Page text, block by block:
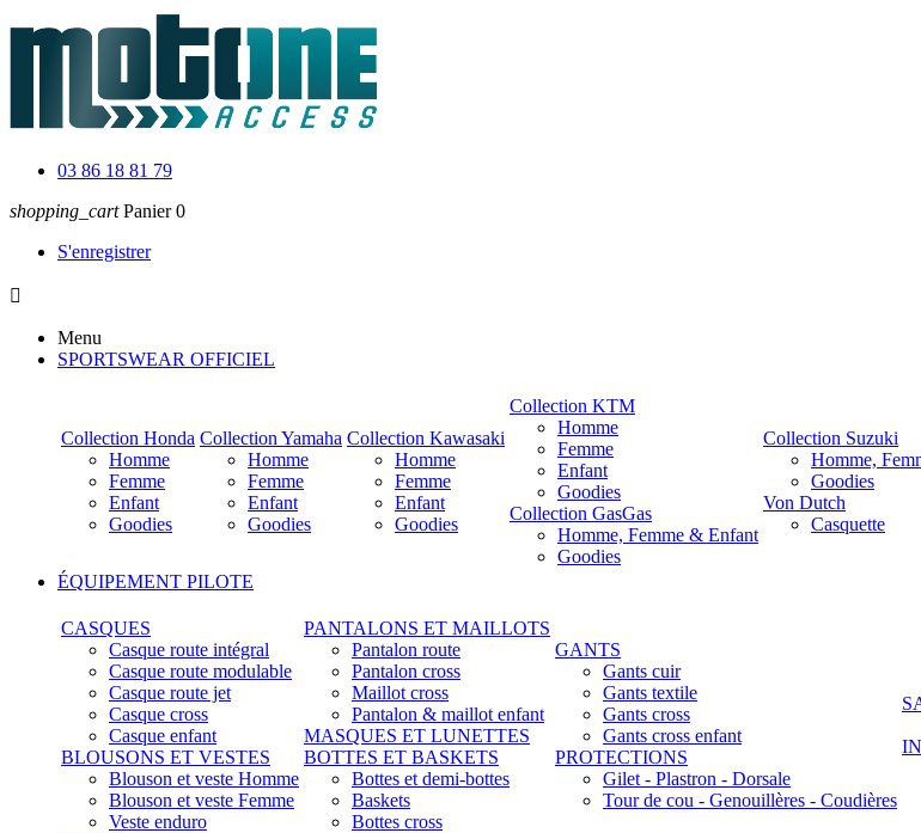
03 86 18 81 79
shopping_cart Panier 0
S'enregistrer

Menu
SPORTSWEAR OFFICIEL
Collection Honda
Homme
Femme
Enfant
Goodies
Collection Yamaha
Homme
Femme
Enfant
Goodies
Collection Kawasaki
Homme
Femme
Enfant
Goodies
Collection KTM
Homme
Femme
Enfant
Goodies
Collection GasGas
Homme, Femme & Enfant
Goodies
Collection Suzuki
Homme,
Goodies
Von Dutch
Casquette
ÉQUIPEMENT PILOTE
CASQUES
Casque route intégral
Casque route modulable
Casque route jet
Casque cross
Casque enfant
BLOUSONS ET VESTES
Blouson et veste Homme
Blouson et veste Femme
Veste enduro
PANTALONS ET MAILLOTS
Pantalon route
Pantalon cross
Maillot cross
Pantalon & maillot enfant
MASQUES ET LUNETTES
BOTTES ET BASKETS
Bottes et demi-bottes
Baskets
Bottes cross
GANTS
Gants cuir
Gants textile
Gants cross
Gants cross enfant
PROTECTIONS
Gilet - Plastron - Dorsale
Tour de cou - Genouillères - Coudières